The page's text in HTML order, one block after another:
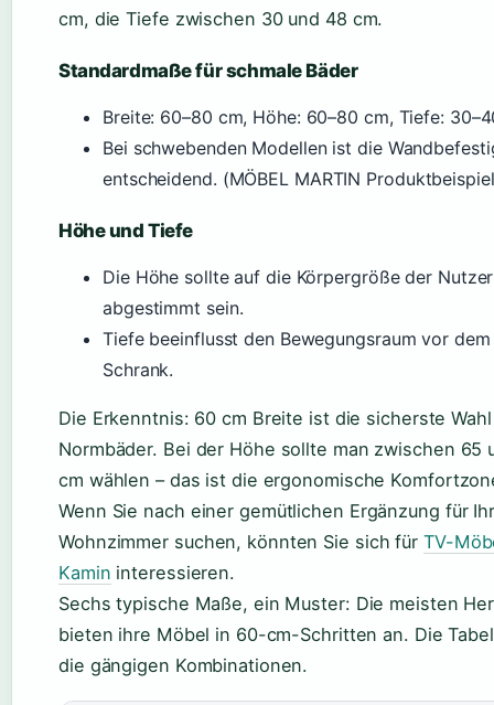
cm, die Tiefe zwischen 30 und 48 cm.
Standardmaße für schmale Bäder
Breite: 60–80 cm, Höhe: 60–80 cm, Tiefe:
Bei schwebenden Modellen ist die
entscheidend. (MÖBEL MARTIN
Höhe und Tiefe
Die Höhe sollte auf die Körpergröße der Nutzer
abgestimmt sein.
Tiefe beeinflusst den Bewegungsraum vor dem
Schrank.
Die Erkenntnis: 60 cm Breite ist die sicherste
Normbäder. Bei der Höhe sollte man zwischen 65
cm wählen – das ist die ergonomische
Wenn Sie nach einer gemütlichen Ergänzung für
Wohnzimmer suchen, könnten Sie sich für TV-
Kamin interessieren.
Sechs typische Maße, ein Muster: Die meisten
bieten ihre Möbel in 60-cm-Schritten an. Die
die gängigen Kombinationen.